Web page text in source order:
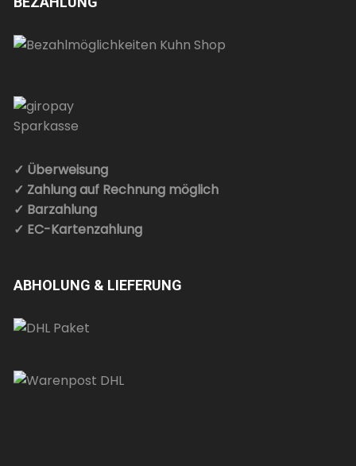
✓ Überweisung
✓ Zahlung auf Rechnung möglich
✓ Barzahlung
✓ EC-Kartenzahlung
ABHOLUNG & LIEFERUNG